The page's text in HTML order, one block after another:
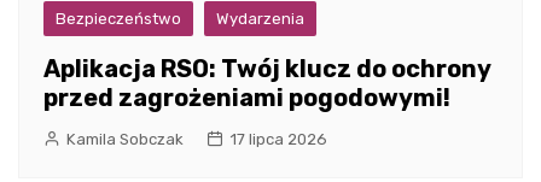
Bezpieczeństwo Wydarzenia
Aplikacja RSO: Twój klucz do ochrony
przed zagrożeniami pogodowymi!
Kamila Sobczak 17 lipca 2026